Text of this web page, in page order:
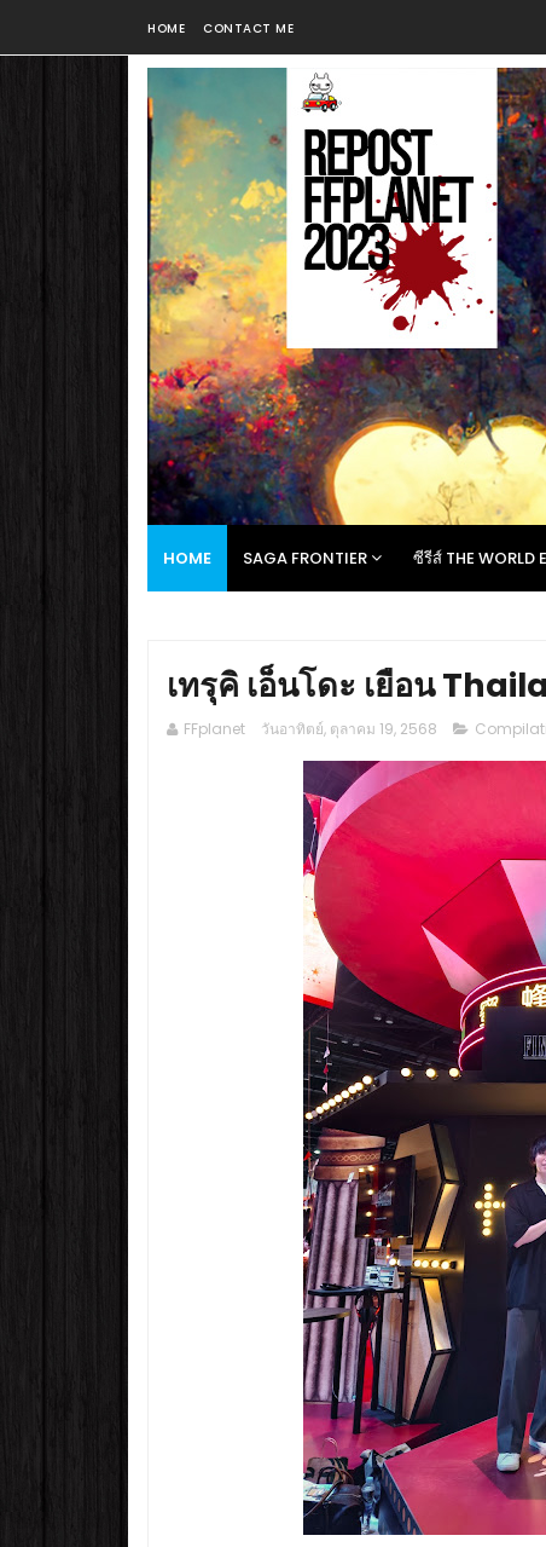
HOME CONTACT ME
HOME SAGA FRONTIER ซีรีส์ THE WORLD
เทรุคิ เอ็นโดะ เยือน
FFplanet วันอาทิตย์, ตุลาคม 19, 2568